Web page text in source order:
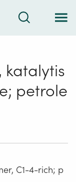
Søk
katalytis
petrole
C1-4-rich; p